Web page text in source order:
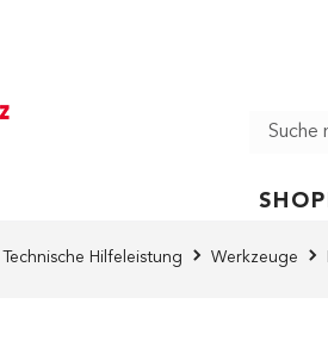
SHOP
Technische Hilfeleistung Werkzeuge